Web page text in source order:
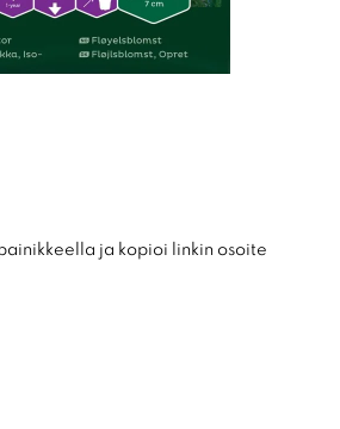
ja kopioi linkin osoite